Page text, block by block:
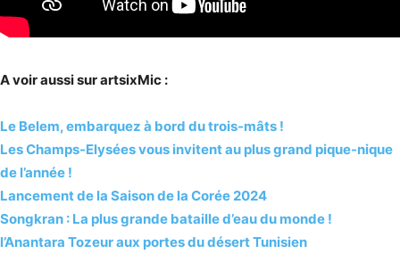
A voir aussi sur artsixMic :
Le Belem, embarquez à bord du trois-mâts !
Les Champs-Elysées vous invitent au plus grand pique-nique
de l’année !
Lancement de la Saison de la Corée 2024
Songkran : La plus grande bataille d’eau du monde !
l’Anantara Tozeur aux portes du désert Tunisien